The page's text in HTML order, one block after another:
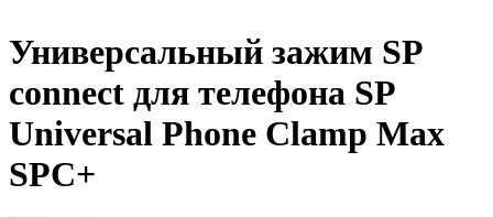
Универсальный зажим SP
connect для телефона SP
Universal Phone Clamp Max
SPC+